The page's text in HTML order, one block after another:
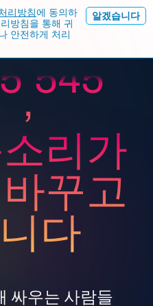
리방침에 동의하
방침을 통해 귀
안전하게 처리
알겠습니다
5
6
7
,
5
6
7
4
5
6
5
6
리가
꾸고
다
싸우는 사람들